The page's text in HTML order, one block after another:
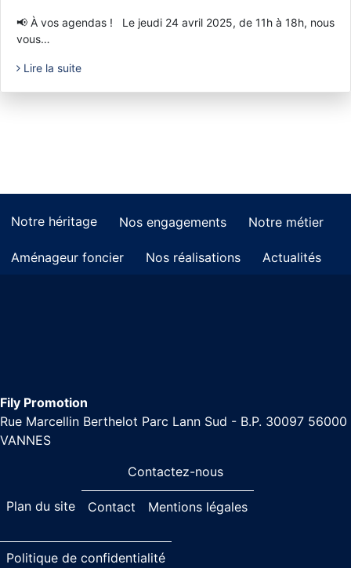
📢 À vos agendas ! Le jeudi 24 avril 2025, de 11h à 18h, nous
vous…
Lire la suite
Notre héritage Nos engagements Notre métier
Aménageur foncier Nos réalisations Actualités
Fily Promotion
Rue Marcellin Berthelot Parc Lann Sud - B.P. 30097 56000
VANNES
Contactez-nous
Plan du site Contact Mentions légales
Politique de confidentialité